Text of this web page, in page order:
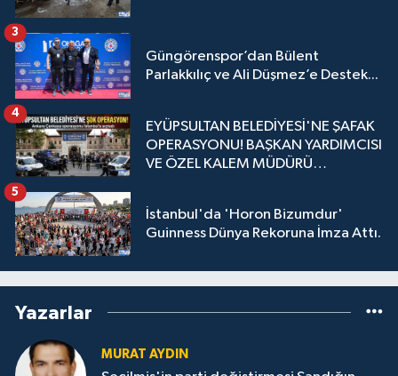
Güngörenspor’dan Bülent
Parlakkılıç ve Ali Düşmez’e Destek...
3
EYÜPSULTAN BELEDİYESİ'NE ŞAFAK
OPERASYONU! BAŞKAN YARDIMCISI
VE ÖZEL KALEM MÜDÜRÜ
4
İstanbul'da 'Horon Bizumdur'
Guinness Dünya Rekoruna İmza Attı.
5
Yazarlar
MURAT AYDIN